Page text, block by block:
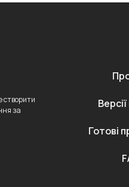
створити
за
Готові